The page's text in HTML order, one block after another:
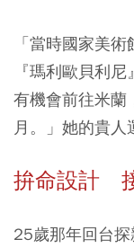
「當時國家美
『瑪利歐貝利
有機會前往米蘭
月。」她的貴人
拚命設計
25歲那年回台